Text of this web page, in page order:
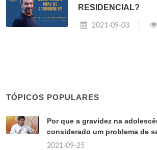
RESIDENCIAL?
2021-09-03
TÓPICOS POPULARES
Por que a gravidez na
considerado um problema de
2021-09-25